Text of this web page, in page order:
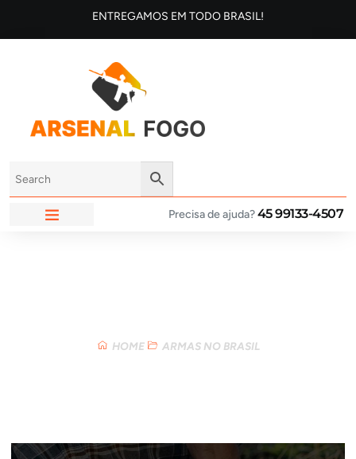
ENTREGAMOS EM TODO BRASIL!
Precisa de ajuda?45 99133-4507
HOME ARMAS NO BRASIL